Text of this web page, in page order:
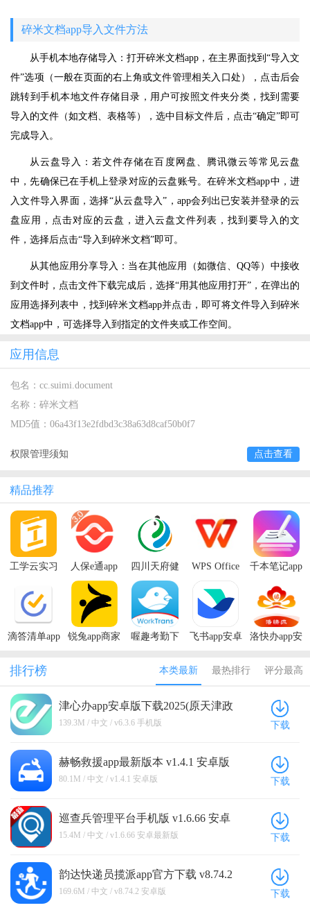
碎米文档app导入文件方法
从手机本地存储导入：打开碎米文档app，在主界面找到“导入文
件”选项（一般在页面的右上角或文件管理相关入口处），点击后会
跳转到手机本地文件存储目录，用户可按照文件夹分类，找到需要
导入的文件（如文档、表格等），选中目标文件后，点击“确定”即可
完成导入。
从云盘导入：若文件存储在百度网盘、腾讯微云等常见云盘
中，先确保已在手机上登录对应的云盘账号。在碎米文档app中，进
入文件导入界面，选择“从云盘导入”，app会列出已安装并登录的云
盘应用，点击对应的云盘，进入云盘文件列表，找到要导入的文
件，选择后点击“导入到碎米文档”即可。
从其他应用分享导入：当在其他应用（如微信、QQ等）中接收
到文件时，点击文件下载完成后，选择“用其他应用打开”，在弹出的
应用选择列表中，找到碎米文档app并点击，即可将文件导入到碎米
文档app中，可选择导入到指定的文件夹或工作空间。
应用信息
包名： cc.suimi.document
名称： 碎米文档
MD5值： 06a43f13e2fdbd3c38a63d8caf50b0f7
权限管理须知 点击查看
精品推荐
工学云实习
人保e通app
最新版本
四川天府健
康码app(天
府通办)
WPS Office
手机版2024
官方中文版
千本笔记app
2024
滴答清单app
机版
锐兔app商家
喔趣考勤下
飞书app安卓
洛快办app安
排行榜 本类最新 最热排行 评分最高
津心办app安卓版下载2025(原天津政
务) v6.3.6 手机版
139.3M / 中文 / v6.3.6 手机版 下载
赫畅救援app最新版本 v1.4.1 安卓版
80.1M / 中文 / v1.4.1 安卓版 下载
巡查兵管理平台手机版 v1.6.66 安卓
最新版
15.4M / 中文 / v1.6.66 安卓最新版 下载
韵达快递员揽派app官方下载 v8.74.2
安卓版
169.6M / 中文 / v8.74.2 安卓版 下载